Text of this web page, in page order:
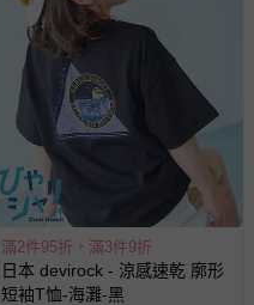
滿2件95折，滿3件9折
日本 devirock - 涼感速乾 廓形
短袖T恤-海灘-黑